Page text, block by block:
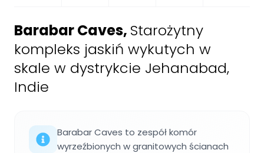
Barabar Caves, Starożytny
kompleks jaskiń wykutych w
skale w dystrykcie Jehanabad,
Indie
Barabar Caves to zespół komór
wyrzeźbionych w granitowych ścianach